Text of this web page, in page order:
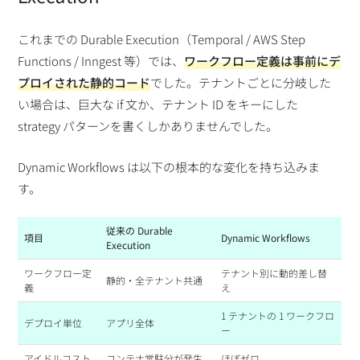
これまでの Durable Execution（Temporal / AWS Step
Functions / Inngest 等）では、ワークフロー定義は事前にデ
プロイされた静的コードでした。テナントごとに分岐した
い場合は、巨大な if 文か、テナント ID をキーにした
strategy パターンを書くしかありませんでした。
Dynamic Workflows は以下の根本的な変化を持ち込みま
す。
項目
従来の Durable
Execution
Dynamic Workflows
ワークフロー定
義
静的・全テナント共通
テナント別に動的差し替
え
デプロイ単位 アプリ全体
1 テナントの 1 ワークフロ
ー